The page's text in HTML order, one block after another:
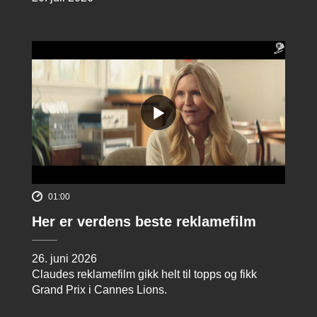
01:00
Her er verdens beste reklamefilm
26. juni 2026
Claudes reklamefilm gikk helt til topps og fikk
Grand Prix i Cannes Lions.